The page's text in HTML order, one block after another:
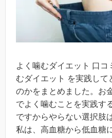
よく噛むダイエット 口
むダイエット を実践し
のかをまとめました。お
でよく噛むことを実践す
ですからやらない選択肢
私は、高血糖から低血糖